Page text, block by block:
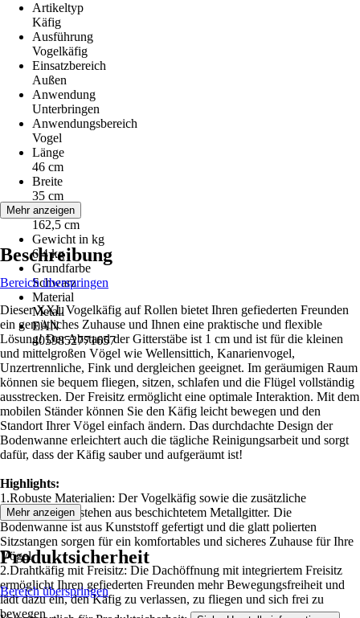
Artikeltyp
Käfig
Ausführung
Vogelkäfig
Einsatzbereich
Außen
Anwendung
Unterbringen
Anwendungsbereich
Vogel
Länge
46 cm
Breite
35 cm
Höhe
162,5 cm
Gewicht in kg
6,4 kg
Grundfarbe
Schwarz
Material
Metall
EAN
4059852771657
Mehr anzeigen
Beschreibung
Bereich überspringen
Dieser XXL Vogelkäfig auf Rollen bietet Ihren gefiederten Freunden
ein gemütliches Zuhause und Ihnen eine praktische und flexible
Lösung! Der Abstand der Gitterstäbe ist 1 cm und ist für die kleinen
und mittelgroßen Vögel wie Wellensittich, Kanarienvogel,
Unzertrennliche, Fink und dergleichen geeignet. Im geräumigen Raum
können sie bequem fliegen, sitzen, schlafen und die Flügel vollständig
ausstrecken. Der Freisitz ermöglicht eine optimale Interaktion. Mit dem
mobilen Ständer können Sie den Käfig leicht bewegen und den
Standort Ihrer Vögel einfach ändern. Das durchdachte Design der
Bodenwanne erleichtert auch die tägliche Reinigungsarbeit und sorgt
dafür, dass der Käfig sauber und aufgeräumt ist!
Highlights:
1.Robuste Materialien: Der Vogelkäfig sowie die zusätzliche
Ablageplatte bestehen aus beschichtetem Metallgitter. Die
Bodenwanne ist aus Kunststoff gefertigt und die glatt polierten
Sitzstangen sorgen für ein komfortables und sicheres Zuhause für Ihre
Vögel
2.Drahtkäfig mit Freisitz: Die Dachöffnung mit integriertem Freisitz
ermöglicht Ihren gefiederten Freunden mehr Bewegungsfreiheit und
lädt dazu ein, den Käfig zu verlassen, zu fliegen und sich frei zu
bewegen
Mehr anzeigen
Produktsicherheit
Bereich überspringen